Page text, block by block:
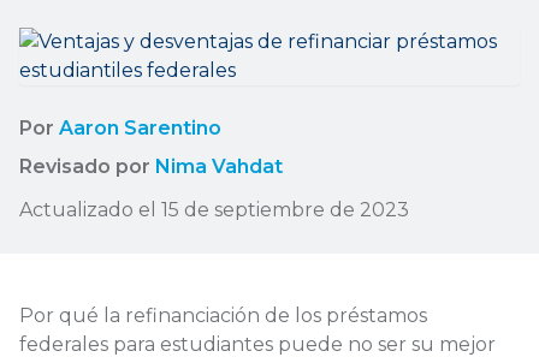
Por Aaron Sarentino
Revisado por Nima Vahdat
Actualizado el 15 de septiembre de 2023
Por qué la refinanciación de los préstamos
federales para estudiantes puede no ser su mejor